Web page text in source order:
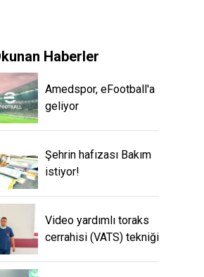
Haberler
Amedspor, eFootball'a
geliyor
Şehrin hafızası Bakım
istiyor!
Video yardımlı toraks
cerrahisi (VATS) tekniği